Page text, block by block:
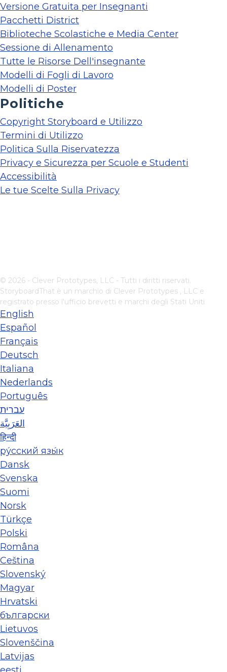
Versione Gratuita per Insegnanti
Pacchetti District
Biblioteche Scolastiche e Media Center
Sessione di Allenamento
Tutte le Risorse Dell'insegnante
Modelli di Fogli di Lavoro
Modelli di Poster
Politiche
Copyright Storyboard e Utilizzo
Termini di Utilizzo
Politica Sulla Riservatezza
Privacy e Sicurezza per Scuole e Studenti
Accessibilità
Le tue Scelte Sulla Privacy
© 2026 - Clever Prototypes, LLC - Tutti i diritti riservati.
StoryboardThat è un marchio di Clever Prototypes , LLC e
registrato presso l'ufficio brevetti e marchi degli Stati Uniti
English
Español
Français
Deutsch
Italiana
Nederlands
Português
עברית
العَرَبِيَّة
हिन्दी
ру́сский язы́к
Dansk
Svenska
Suomi
Norsk
Türkçe
Polski
Româna
Ceština
Slovenský
Magyar
Hrvatski
български
Lietuvos
Slovenščina
Latvijas